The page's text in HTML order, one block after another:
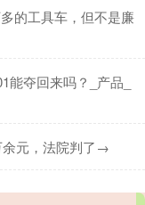
的工具车，但不是廉
夺回来吗？_产品_
余元，法院判了→